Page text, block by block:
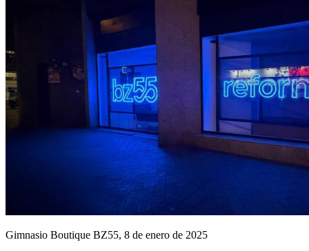
Gimnasio Boutique BZ55, 8 de enero de 2025